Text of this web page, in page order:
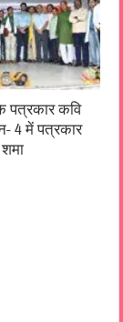
के पत्रकार कवि
4 में पत्रकार